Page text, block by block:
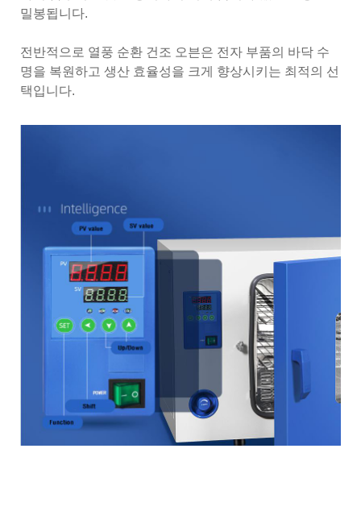
밀봉됩니다.
전반적으로 열풍 순환 건조 오븐은 전자 부품의 바닥 수
명을 복원하고 생산 효율성을 크게 향상시키는 최적의 선
택입니다.